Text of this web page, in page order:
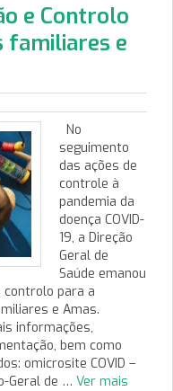
e Controlo
familiares e
No
seguimento
das ações de
controle à
pandemia da
doença COVID-
19, a Direção
Geral de
Saúde emanou
controlo para a
e Amas.
informações,
bem como
omicrosite COVID –
Geral de … Ver mais